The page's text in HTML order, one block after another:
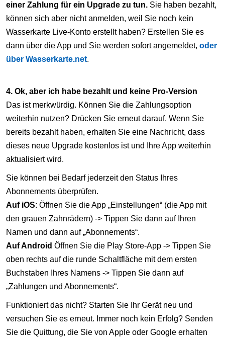
einer Zahlung für ein Upgrade zu tun. Sie haben bezahlt,
können sich aber nicht anmelden, weil Sie noch kein
Wasserkarte Live-Konto erstellt haben? Erstellen Sie es
dann über die App und Sie werden sofort angemeldet, oder
über Wasserkarte.net.
4. Ok, aber ich habe bezahlt und keine Pro-Version
Das ist merkwürdig. Können Sie die Zahlungsoption
weiterhin nutzen? Drücken Sie erneut darauf. Wenn Sie
bereits bezahlt haben, erhalten Sie eine Nachricht, dass
dieses neue Upgrade kostenlos ist und Ihre App weiterhin
aktualisiert wird.
Sie können bei Bedarf jederzeit den Status Ihres
Abonnements überprüfen.
Auf iOS: Öffnen Sie die App „Einstellungen“ (die App mit
den grauen Zahnrädern) -> Tippen Sie dann auf Ihren
Namen und dann auf „Abonnements“.
Auf Android Öffnen Sie die Play Store-App -> Tippen Sie
oben rechts auf die runde Schaltfläche mit dem ersten
Buchstaben Ihres Namens -> Tippen Sie dann auf
„Zahlungen und Abonnements“.
Funktioniert das nicht? Starten Sie Ihr Gerät neu und
versuchen Sie es erneut. Immer noch kein Erfolg? Senden
Sie die Quittung, die Sie von Apple oder Google erhalten